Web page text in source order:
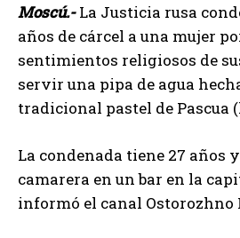
Moscú.-La Justicia rusa
años de cárcel a una mujer
sentimientos religiosos de
servir una pipa de agua
tradicional pastel de Pascua
La condenada tiene 27 años
camarera en un bar en la
informó el canal Ostorozhno